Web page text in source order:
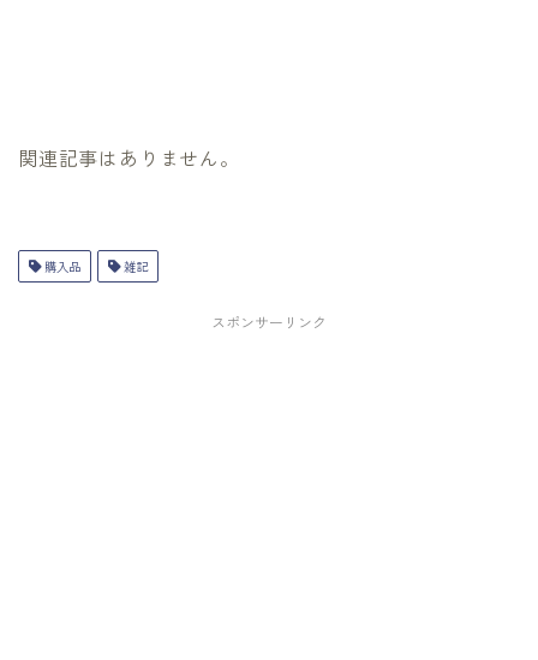
関連記事はありません。
購入品 雑記
スポンサーリンク